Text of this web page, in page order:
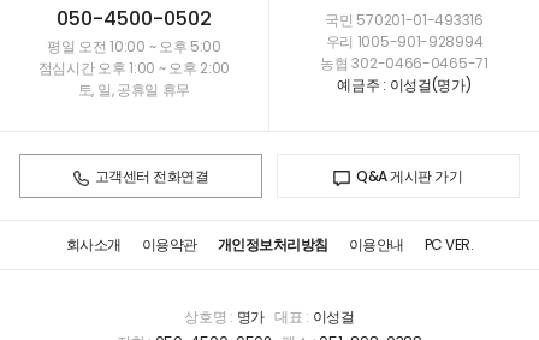
050-4500-0502
평일 오전 10:00 ~ 오후 5:00
점심시간 오후 1:00 ~ 오후 2:00
토, 일, 공휴일 휴무
국민 570201-01-493316
우리 1005-901-928994
농협 302-0466-0465-71
예금주 : 이성걸(명가)
고객센터 전화연결 Q&A 게시판 가기
회사소개 이용약관 개인정보처리방침 이용안내 PC VER.
상호명 : 명가대표 : 이성걸